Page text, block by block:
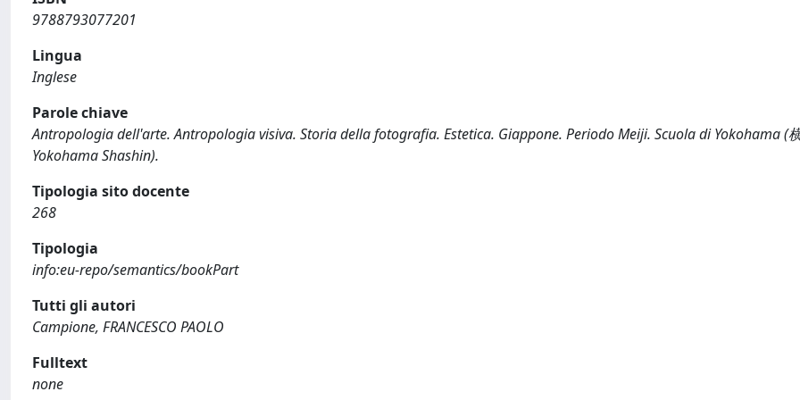
9788793077201
Lingua
Inglese
Parole chiave
Antropologia dell'arte. Antropologia visiva. Storia della fotografia. Estetica. Giappone. Periodo Meiji. Scuola di Yokohama (
Yokohama Shashin).
Tipologia sito docente
268
Tipologia
info:eu-repo/semantics/bookPart
Tutti gli autori
Campione, FRANCESCO PAOLO
Fulltext
none